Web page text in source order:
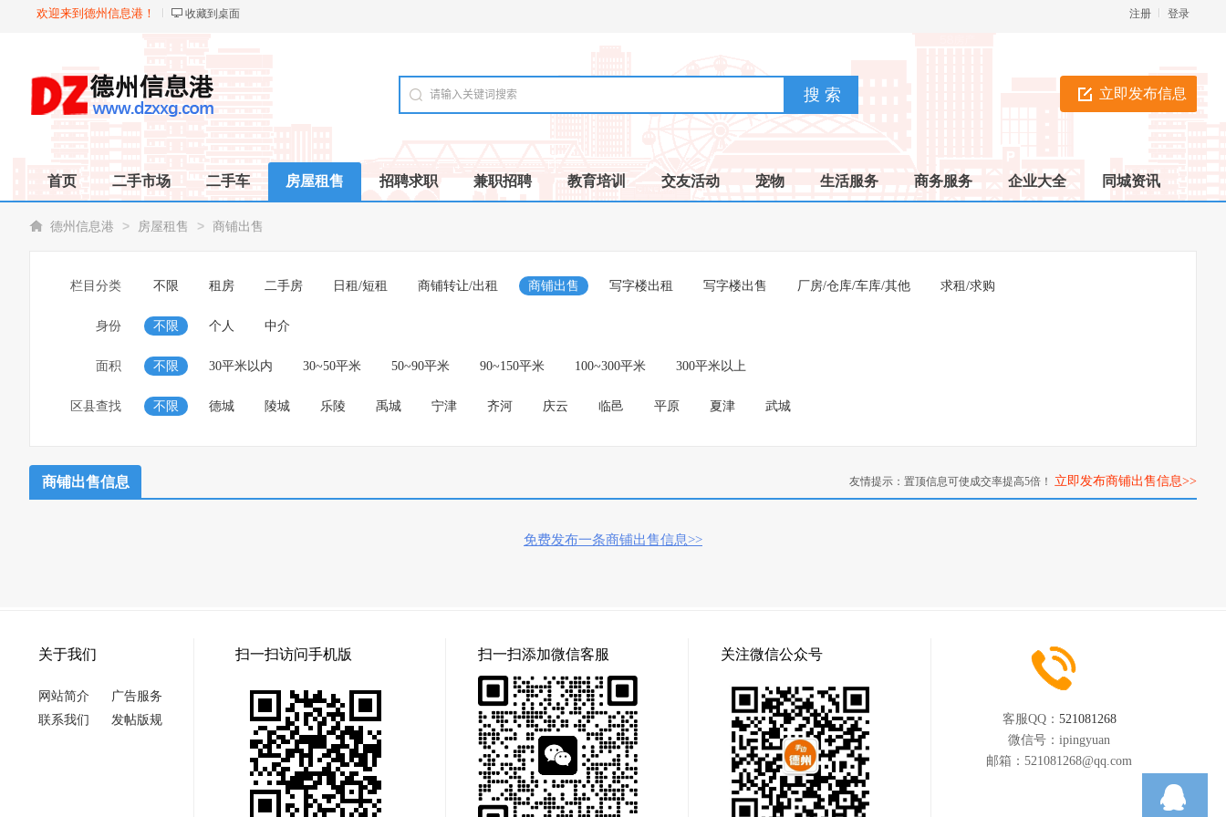
欢迎来到德州信息港！ 收藏到桌面 登录
注册
立即发布信息
首页 二手市场 二手车 房屋租售 招聘求职 兼职招聘 教育培训 交友活动 宠物 生活服务 商务服务 企业大全 同城资讯
德州信息港 > 房屋租售 > 商铺出售
栏目分类 不限 租房 二手房 日租/短租 商铺转让/出租 商铺出售 写字楼出租 写字楼出售 厂房/仓库/车库/其他 求租/求购
身份 不限 个人 中介
面积 不限 30平米以内 30~50平米 50~90平米 90~150平米 100~300平米 300平米以上
区县查找 不限 德城 陵城 乐陵 禹城 宁津 齐河 庆云 临邑 平原 夏津 武城
商铺出售信息 友情提示：置顶信息可使成交率提高5倍！ 立即发布商铺出售信息>>
免费发布一条商铺出售信息>>
关于我们
网站简介
广告服务
联系我们
发帖版规
扫一扫访问手机版 扫一扫添加微信客服 关注微信公众号
客服QQ： 521081268
微信号： ipingyuan
邮箱： 521081268@qq.com